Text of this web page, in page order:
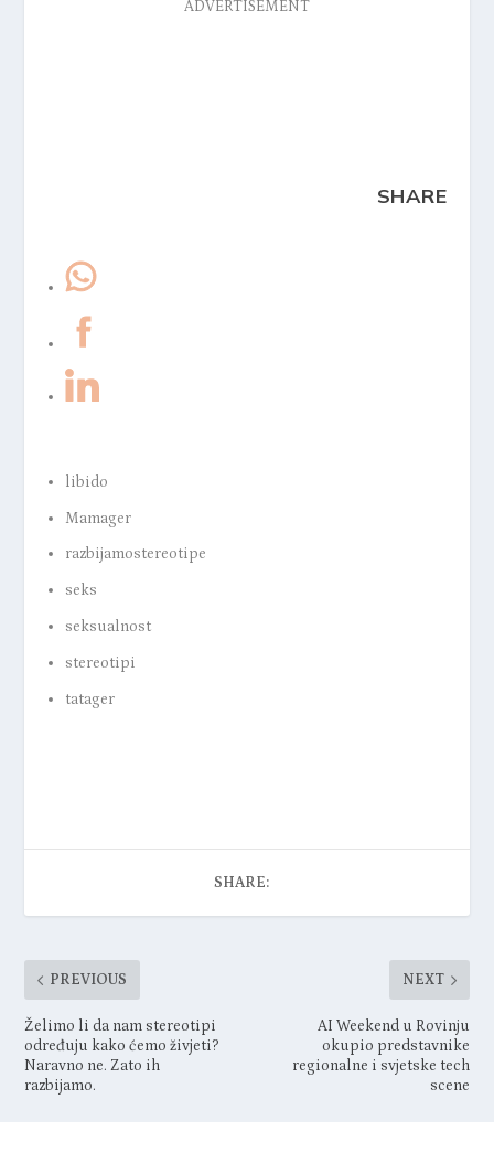
ADVERTISEMENT
SHARE
libido
Mamager
razbijamostereotipe
seks
seksualnost
stereotipi
tatager
SHARE:
PREVIOUS
Želimo li da nam stereotipi
određuju kako ćemo živjeti?
Naravno ne. Zato ih
razbijamo.
NEXT
AI Weekend u Rovinju
okupio predstavnike
regionalne i svjetske tech
scene